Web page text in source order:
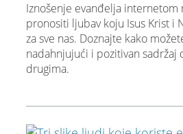
Iznošenje evanđelja internetom
pronositi ljubav koju Isus Krist i
za sve nas. Doznajte kako
nadahnjujući i pozitivan sadržaj
drugima.